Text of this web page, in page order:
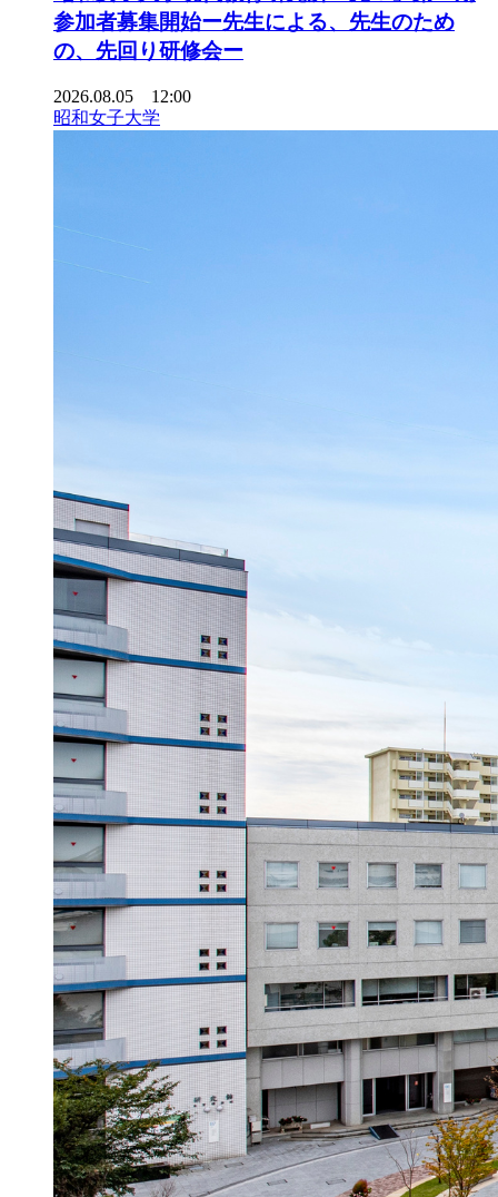
参加者募集開始ー先生による、先生のため
の、先回り研修会ー
2026.08.05 12:00
昭和女子大学